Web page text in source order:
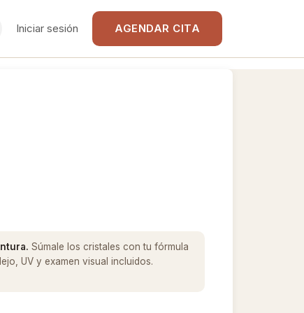
Iniciar sesión AGENDAR CITA
Súmale los cristales con tu fórmula
UV y examen visual incluidos.